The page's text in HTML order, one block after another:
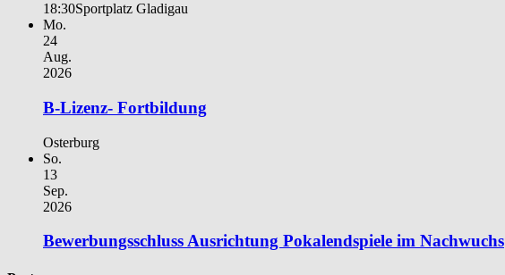
18:30Sportplatz Gladigau
Mo.
24
Aug.
2026
B-Lizenz- Fortbildung
Osterburg
So.
13
Sep.
2026
Bewerbungsschluss Ausrichtung Pokalendspiele im Nachwuchs